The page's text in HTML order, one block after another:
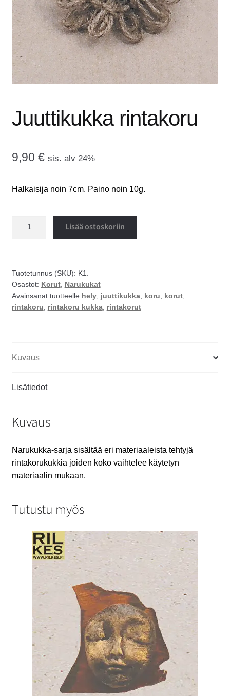
tason
valikko
OTA YHTEYTTÄ
GALLERIA
MAINOSMÖRKÖ
tason
valikko
Juuttikukka rintakoru
9,90 € sis. alv 24%
Halkaisija noin 7cm. Paino noin 10g.
Lisää ostoskoriin
Tuotetunnus (SKU): K1.
Osastot: Korut, Narukukat
Avainsanat tuotteelle hely, juuttikukka, koru, korut,
rintakoru, rintakoru kukka, rintakorut
Kuvaus
Lisätiedot
Kuvaus
Narukukka-sarja sisältää eri materiaaleista tehtyjä
rintakorukukkia joiden koko vaihtelee käytetyn
materiaalin mukaan.
Tutustu myös